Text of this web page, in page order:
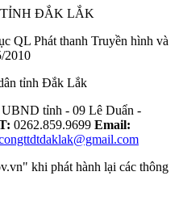
TỈNH ĐẮK LẮK
QL Phát thanh Truyền hình và
2010
tỉnh Đắk Lắk
tỉnh - 09 Lê Duẩn -
0262.859.9699 Email:
khi phát hành lại các thông